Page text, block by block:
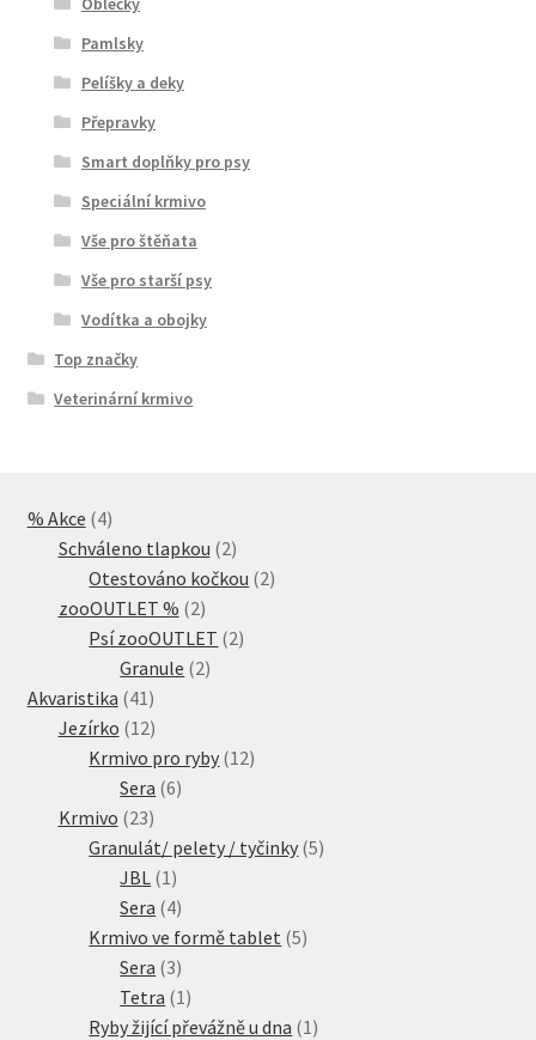
Pamlsky
Pelíšky a deky
Přepravky
Smart doplňky pro psy
Speciální krmivo
Vše pro štěňata
Vše pro starší psy
Vodítka a obojky
Top značky
Veterinární krmivo
% Akce 44
produkty
Schváleno tlapkou 22
produkty
Otestováno kočkou 22
zooOUTLET % 22
produkty
Psí zooOUTLET 22
Granule 22
Akvaristika 41 41
produktů
Jezírko 1212
produktů
Krmivo pro ryby 1212
Sera 66
Krmivo 2323
produktů
Granulát/ pelety / tyčinky 55
JBL 1 1
produkt
Sera 44
produkty
Krmivo ve formě tablet 55
Sera 33
produkty
Tetra 1 1
produkt
Ryby žijící převážně u dna 1 1